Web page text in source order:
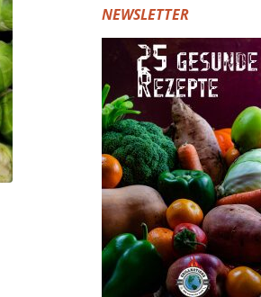
NEWSLETTER